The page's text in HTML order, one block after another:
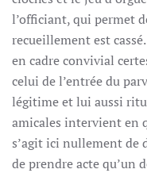
l’officiant, qui permet
recueillement est
en cadre convivial
celui de l’entrée du
légitime et lui aussi
amicales intervient en
s’agit ici nullement de
de prendre acte qu’un